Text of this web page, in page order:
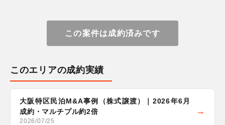
この案件は成約済みです
このエリアの成約実績
大阪特区民泊M&A事例（株式譲渡）｜2026年6月
成約・マルチプル約2倍
2026/07/25